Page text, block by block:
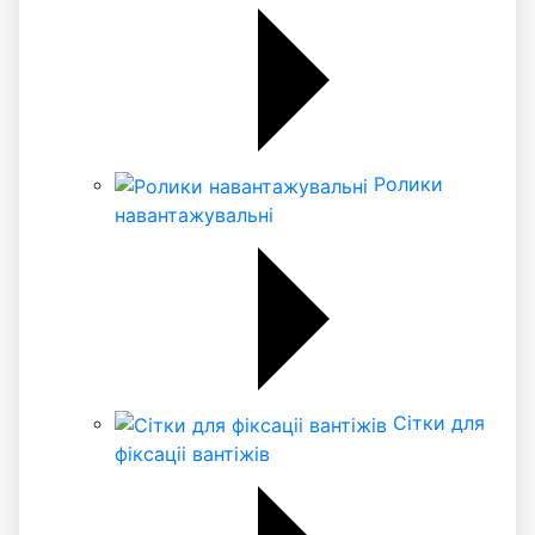
Ролики
навантажувальні
Сітки для
фіксаціі вантіжів